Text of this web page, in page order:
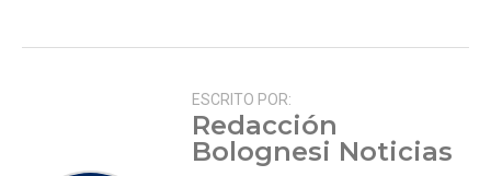
ESCRITO POR:
Redacción
Bolognesi Noticias